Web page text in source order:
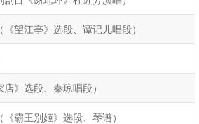
望江亭》选段、谭记儿唱段）
》选段、秦琼唱段）
霸王别姬》选段、琴谱）